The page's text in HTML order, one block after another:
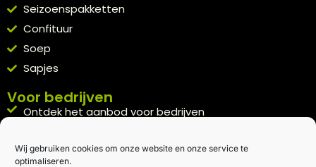
Wij gebruiken cookies om onze website en onze service te
optimaliseren.
Seizoenspakketten
Confituur
Soep
Sapjes
Voor bedrijven
Ontdek het aanbod voor bedrijven
Kennismakingspakket aanvragen